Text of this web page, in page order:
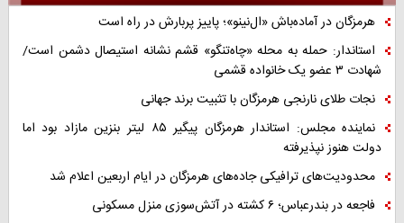
هرمزگان در آماده‌باش «ال‌نینو»؛ پاییز پربارش در راه است
استاندار: حمله به محله «چاه‌تنگو» قشم نشانه استیصال دشمن است/
شهادت ۳ عضو یک خانواده قشمی
نجات طلای نارنجی هرمزگان با تثبیت برند جهانی
نماینده مجلس: استاندار هرمزگان پیگیر ۸۵ لیتر بنزین مازاد بود اما
دولت هنوز نپذیرفته
محدودیت‌های ترافیکی جاده‌های هرمزگان در ایام اربعین اعلام شد
فاجعه در بندرعباس؛ ۶ کشته در آتش‌سوزی منزل مسکونی